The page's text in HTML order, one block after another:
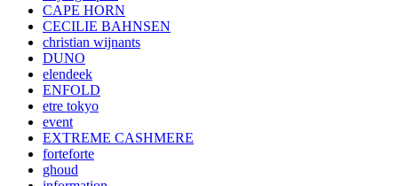
CAPE HORN
CECILIE BAHNSEN
christian wijnants
DUNO
elendeek
ENFOLD
etre tokyo
event
EXTREME CASHMERE
forteforte
ghoud